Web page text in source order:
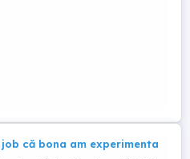
job că bona am experimenta